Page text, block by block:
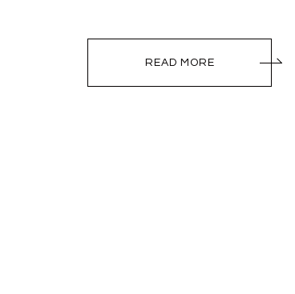
READ MORE